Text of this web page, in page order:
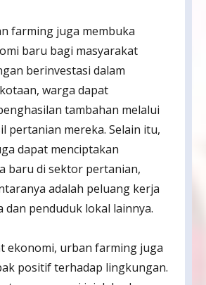
farming juga membuka
baru bagi masyarakat
berinvestasi dalam
warga dapat
tambahan melalui
pertanian mereka. Selain itu,
dapat menciptakan
baru di sektor pertanian,
adalah peluang kerja
dan penduduk lokal lainnya.
ekonomi, urban farming juga
positif terhadap lingkungan.